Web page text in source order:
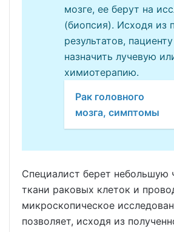
мозге, ее берут на
(биопсия). Исходя из
результатов,
назначить лучевую
химиотерапию.
Рак головного
мозга, симптомы
Специалист берет небольшую
ткани раковых клеток и
микроскопическое
позволяет, исходя из